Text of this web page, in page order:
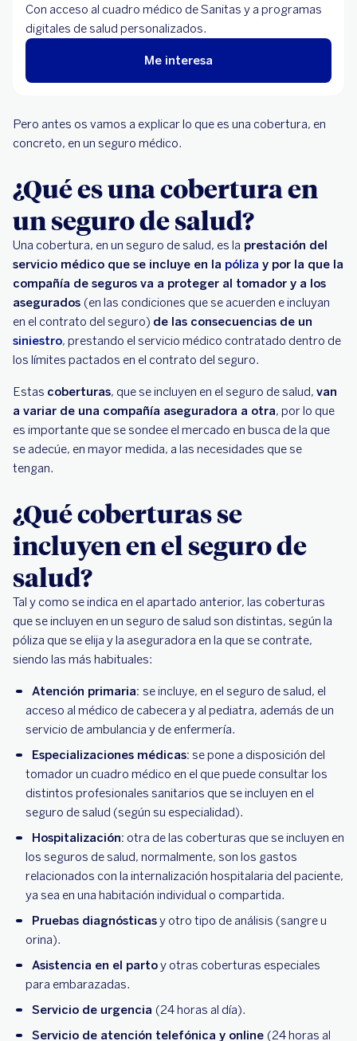
Con acceso al cuadro médico de Sanitas y a programas
digitales de salud personalizados.
Me interesa
Pero antes os vamos a explicar lo que es una cobertura, en
concreto, en un seguro médico.
¿Qué es una cobertura en
un seguro de salud?
Una cobertura, en un seguro de salud, es la prestación del
servicio médico que se incluye en la póliza y por la que la
compañía de seguros va a proteger al tomador y a los
asegurados (en las condiciones que se acuerden e incluyan
en el contrato del seguro) de las consecuencias de un
siniestro, prestando el servicio médico contratado dentro de
los límites pactados en el contrato del seguro.
Estas coberturas, que se incluyen en el seguro de salud, van
a variar de una compañía aseguradora a otra, por lo que
es importante que se sondee el mercado en busca de la que
se adecúe, en mayor medida, a las necesidades que se
tengan.
¿Qué coberturas se
incluyen en el seguro de
salud?
Tal y como se indica en el apartado anterior, las coberturas
que se incluyen en un seguro de salud son distintas, según la
póliza que se elija y la aseguradora en la que se contrate,
siendo las más habituales:
Atención primaria: se incluye, en el seguro de salud, el
acceso al médico de cabecera y al pediatra, además de un
servicio de ambulancia y de enfermería.
Especializaciones médicas: se pone a disposición del
tomador un cuadro médico en el que puede consultar los
distintos profesionales sanitarios que se incluyen en el
seguro de salud (según su especialidad).
Hospitalización: otra de las coberturas que se incluyen en
los seguros de salud, normalmente, son los gastos
relacionados con la internalización hospitalaria del paciente,
ya sea en una habitación individual o compartida.
Pruebas diagnósticasy otro tipo de análisis (sangre u
orina).
Asistencia en el partoy otras coberturas especiales
para embarazadas.
Servicio de urgencia (24 horas al día).
Servicio de atención telefónica y online (24 horas al